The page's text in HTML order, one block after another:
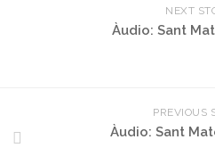
NEXT
Àudio: Sant
PREVIOUS
Àudio: Sant